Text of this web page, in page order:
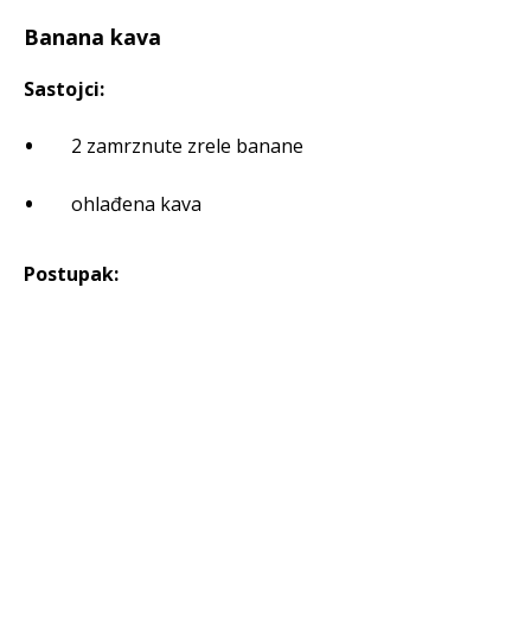
Banana kava
Sastojci:
2 zamrznute zrele banane
ohlađena kava
Postupak: